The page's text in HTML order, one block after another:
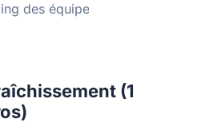
des équipements
(1